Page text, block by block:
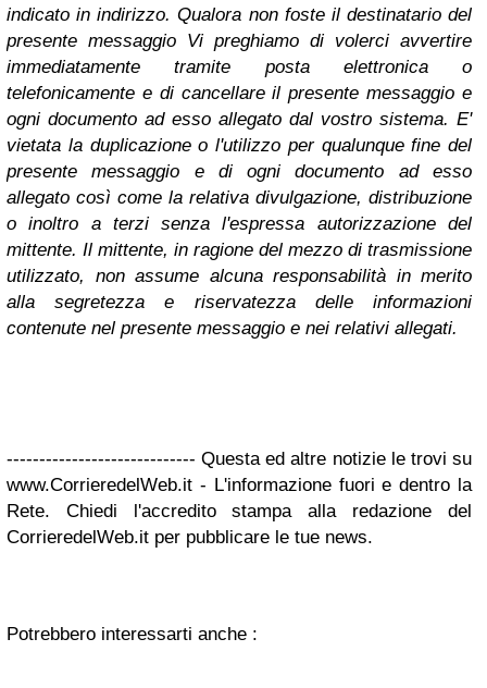
indicato in indirizzo. Qualora non foste il destinatario del
presente messaggio Vi preghiamo di volerci avvertire
immediatamente tramite posta elettronica o
telefonicamente e di cancellare il presente messaggio e
ogni documento ad esso allegato dal vostro sistema. E'
vietata la duplicazione o l'utilizzo per qualunque fine del
presente messaggio e di ogni documento ad esso
allegato così come la relativa divulgazione, distribuzione
o inoltro a terzi senza l'espressa autorizzazione del
mittente. Il mittente, in ragione del mezzo di trasmissione
utilizzato, non assume alcuna responsabilità in merito
alla segretezza e riservatezza delle informazioni
contenute nel presente messaggio e nei relativi allegati.
----------------------------- Questa ed altre notizie le trovi su
www.CorrieredelWeb.it - L'informazione fuori e dentro la
Rete. Chiedi l'accredito stampa alla redazione del
CorrieredelWeb.it per pubblicare le tue news.
Potrebbero interessarti anche :